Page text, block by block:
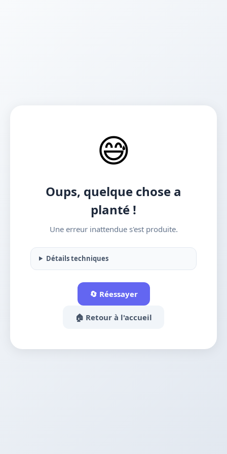
😅
Oups, quelque chose a
planté !
Une erreur inattendue s'est produite.
Détails techniques
🔄 Réessayer
🏠 Retour à l'accueil